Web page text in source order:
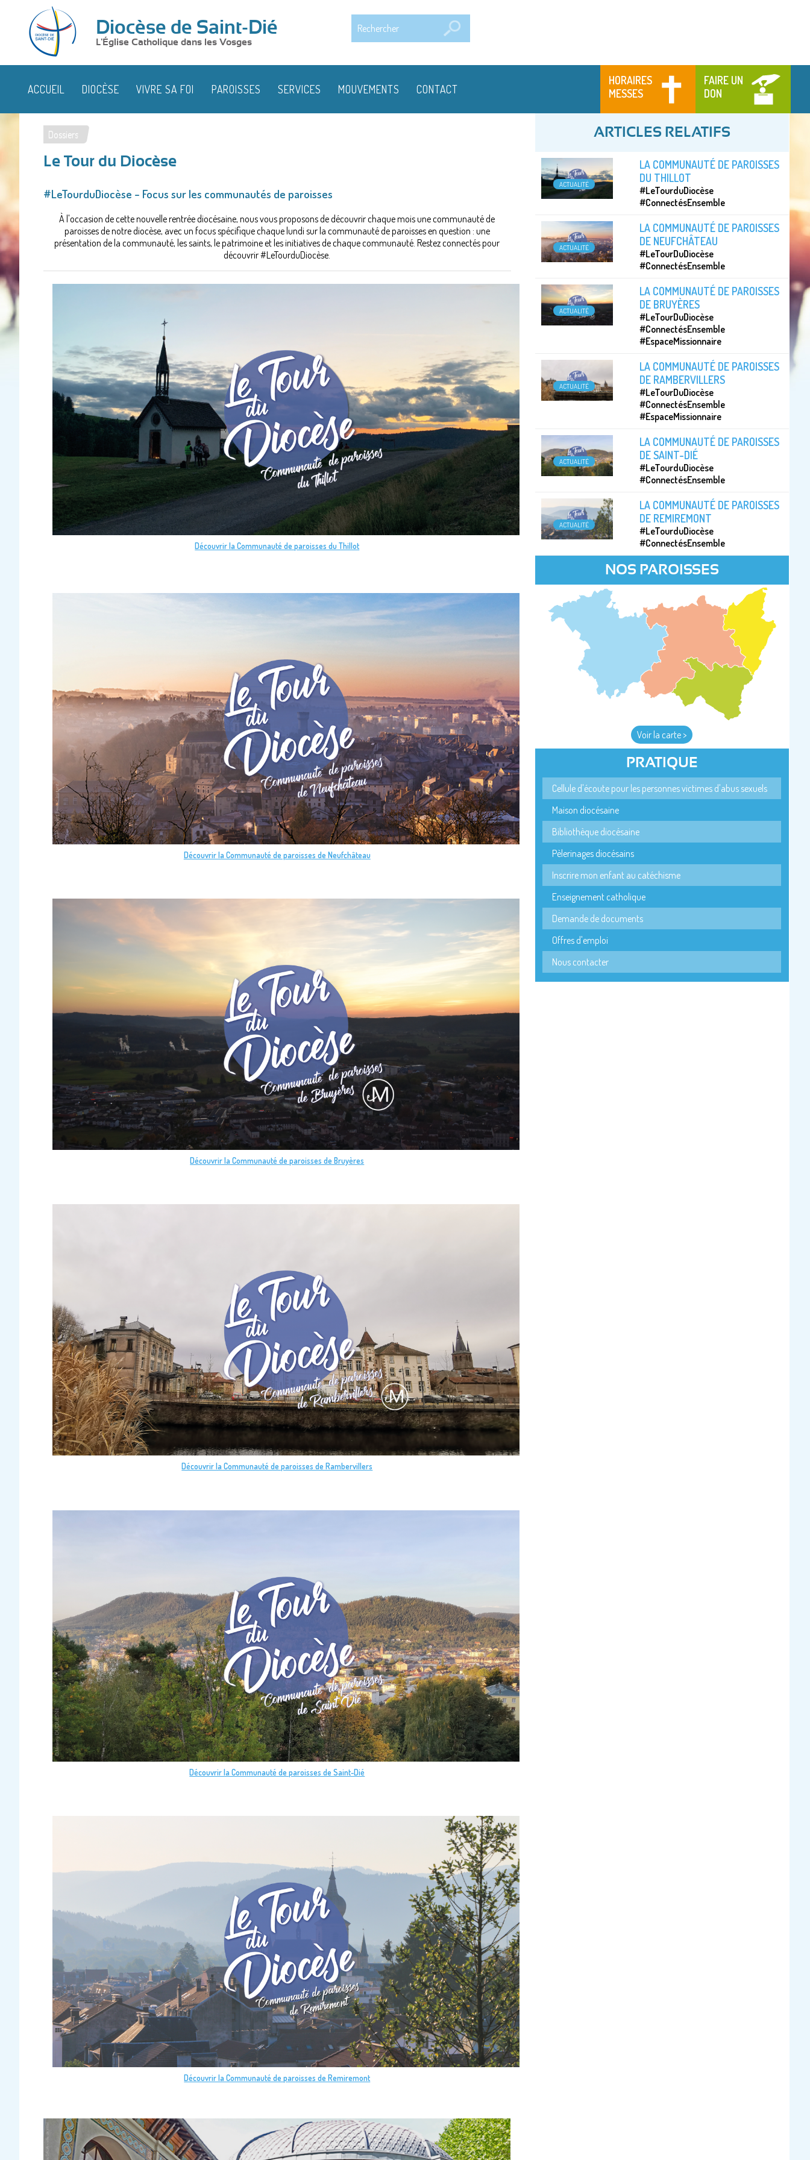
Diocèse de Saint-Dié
L'Église Catholique dans les Vosges
HORAIRES
MESSES
FAIRE UN
DON
ACCUEIL DIOCÈSE VIVRE SA FOI PAROISSES SERVICES MOUVEMENTS CONTACT
Vous
êtes
ici
Dossiers
Le Tour du Diocèse
#LeTourduDiocèse – Focus sur les communautés de paroisses
À l'occasion de cette nouvelle rentrée diocésaine, nous vous proposons de découvrir chaque mois une communauté de
paroisses de notre diocèse, avec un focus spécifique chaque lundi sur la communauté de paroisses en question : une
présentation de la communauté, les saints, le patrimoine et les initiatives de chaque communauté. Restez connectés pour
découvrir #LeTourduDiocèse.
Découvrir la Communauté de paroisses du Thillot
Découvrir la Communauté de paroisses de Neufchâteau
Découvrir la Communauté de paroisses de Bruyères
Découvrir la Communauté de paroisses de Rambervillers
Découvrir la Communauté de paroisses de Saint-Dié
Découvrir la Communauté de paroisses de Remiremont
ARTICLES RELATIFS
ACTUALITÉ
LA COMMUNAUTÉ DE PAROISSES
DU THILLOT
#LeTourduDiocèse
#ConnectésEnsemble
ACTUALITÉ
LA COMMUNAUTÉ DE PAROISSES
DE NEUFCHÂTEAU
#LeTourDuDiocèse
#ConnectésEnsemble
ACTUALITÉ
LA COMMUNAUTÉ DE PAROISSES
DE BRUYÈRES
#LeTourDuDiocèse
#ConnectésEnsemble
#EspaceMissionnaire
ACTUALITÉ
LA COMMUNAUTÉ DE PAROISSES
DE RAMBERVILLERS
#LeTourDuDiocèse
#ConnectésEnsemble
#EspaceMissionnaire
ACTUALITÉ
LA COMMUNAUTÉ DE PAROISSES
DE SAINT-DIÉ
#LeTourduDiocèse
#ConnectésEnsemble
ACTUALITÉ
LA COMMUNAUTÉ DE PAROISSES
DE REMIREMONT
#LeTourduDiocèse
#ConnectésEnsemble
NOS PAROISSES
Voir la carte >
PRATIQUE
Cellule d'écoute pour les personnes victimes d'abus sexuels
Maison diocésaine
Bibliothèque diocésaine
Pèlerinages diocésains
Inscrire mon enfant au catéchisme
Enseignement catholique
Demande de documents
Offres d'emploi
Nous contacter